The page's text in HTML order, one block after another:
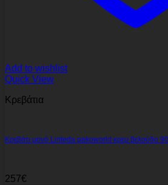
Add to wishlist
Quick View
Κρεβάτια
Κρεβάτι μονό Linteda pakoworld κρεμ βελούδο
257€